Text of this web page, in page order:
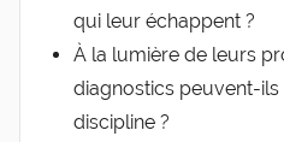
qui leur échappent ?
À la lumière de leurs
diagnostics peuvent-
discipline ?